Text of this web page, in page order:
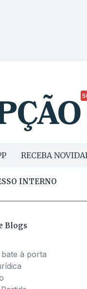
RECEBA
INTERNO
Blogs
à porta